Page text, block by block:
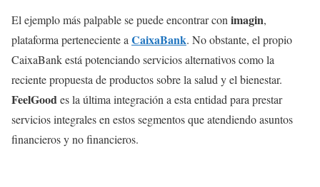
El ejemplo más palpable se puede encontrar con imagin,
plataforma perteneciente a CaixaBank. No obstante, el propio
CaixaBank está potenciando servicios alternativos como la
reciente propuesta de productos sobre la salud y el bienestar.
FeelGoodes la última integración a esta entidad para prestar
servicios integrales en estos segmentos que atendiendo asuntos
financieros y no financieros.